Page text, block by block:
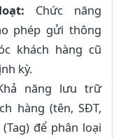
Chức năng
phép gửi thông
khách hàng cũ
kỳ.
năng lưu trữ
hàng (tên, SĐT,
để phân loại